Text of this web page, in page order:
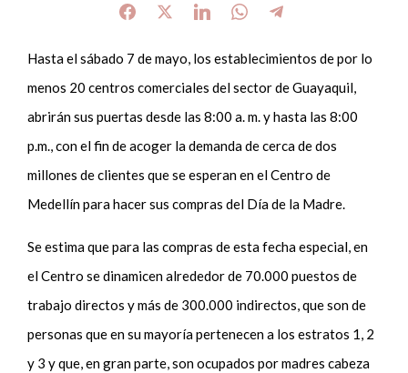
Hasta el sábado 7 de mayo, los establecimientos de por lo
menos 20 centros comerciales del sector de Guayaquil,
abrirán sus puertas desde las 8:00 a. m. y hasta las 8:00
p.m., con el fin de acoger la demanda de cerca de dos
millones de clientes que se esperan en el Centro de
Medellín para hacer sus compras del Día de la Madre.
Se estima que para las compras de esta fecha especial, en
el Centro se dinamicen alrededor de 70.000 puestos de
trabajo directos y más de 300.000 indirectos, que son de
personas que en su mayoría pertenecen a los estratos 1, 2
y 3 y que, en gran parte, son ocupados por madres cabeza